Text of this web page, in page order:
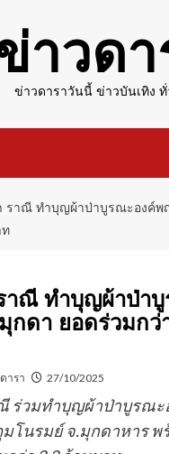
าวดา
ข่าวดาราวันนี้ ข่าวบันเทิง ทั่
ราณี ทำบุญผ้าป่าบูรณะองค์พ
าณี ทำบุญผ้าป่า
กดา ยอดร่วมกว่
ารา 27/10/2025
ร่วมทำบุญผ้าป่าบูรณ
โนรมย์ จ.มุกดาหาร พ